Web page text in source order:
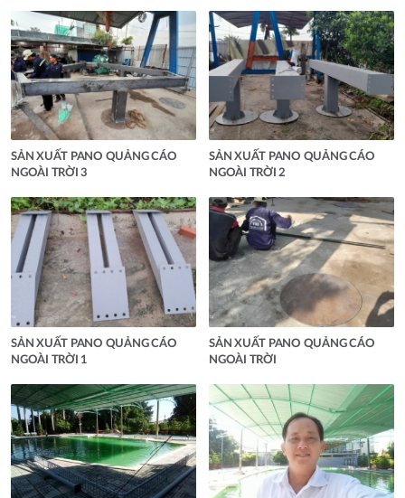
SẢN XUẤT PANO QUẢNG CÁO
NGOÀI TRỜI 3
SẢN XUẤT PANO QUẢNG CÁO
NGOÀI TRỜI 2
SẢN XUẤT PANO QUẢNG CÁO
NGOÀI TRỜI 1
SẢN XUẤT PANO QUẢNG CÁO
NGOÀI TRỜI